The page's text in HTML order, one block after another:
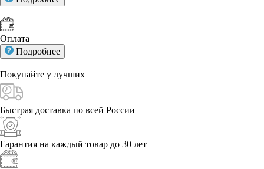
Оплата
Подробнее
Покупайте у лучших
Быстрая доставка по всей России
Гарантия на каждый товар до 30 лет